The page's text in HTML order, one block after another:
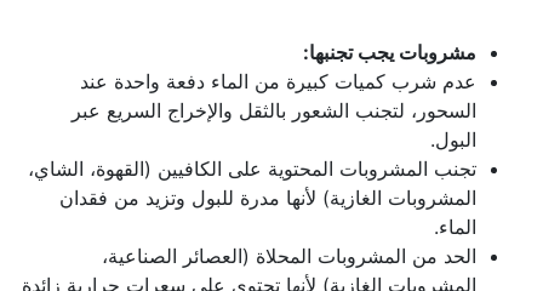
مشروبات يجب تجنبها:
عدم شرب كميات كبيرة من الماء دفعة واحدة عند
السحور، لتجنب الشعور بالثقل والإخراج السريع عبر
البول.
تجنب المشروبات المحتوية على الكافيين (القهوة، الشاي،
المشروبات الغازية) لأنها مدرة للبول وتزيد من فقدان
الماء.
الحد من المشروبات المحلاة (العصائر الصناعية،
المشروبات الغازية) لأنها تحتوي على سعرات حرارية زائدة